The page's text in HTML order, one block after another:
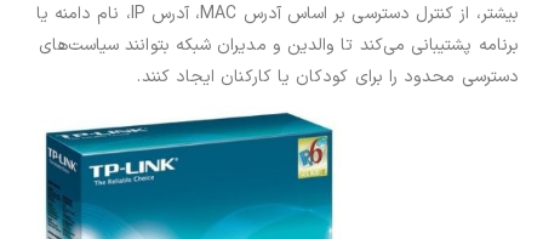
بیشتر، از کنترل دسترسی بر اساس آدرس MAC، آدرس IP، نام دامنه یا
برنامه پشتیبانی می‌کند تا والدین و مدیران شبکه بتوانند سیاست‌های
دسترسی محدود را برای کودکان یا کارکنان ایجاد کنند.